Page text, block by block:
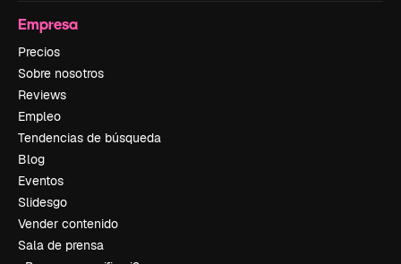
Empresa
Precios
Sobre nosotros
Reviews
Empleo
Tendencias de búsqueda
Blog
Eventos
Slidesgo
Vender contenido
Sala de prensa